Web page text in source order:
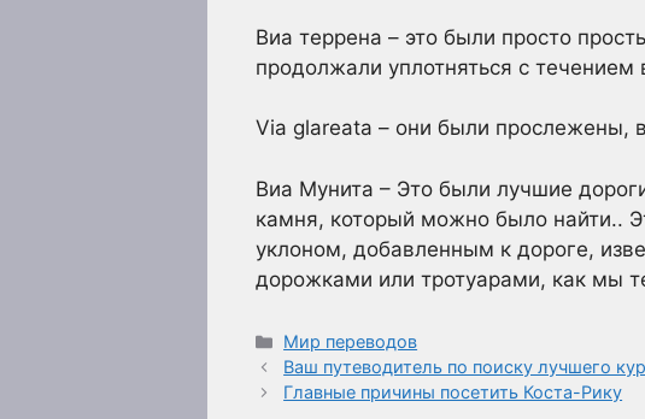
Виа террена – это были просто
продолжали уплотняться с течением
Via glareata – они были прослежены,
Виа Мунита – Это были лучшие
камня, который можно было найти..
уклоном, добавленным к дороге,
дорожками или тротуарами, как мы
Рубрики
Мир переводов
Ваш путеводитель по поиску лучшего
Главные причины посетить Коста-Рику